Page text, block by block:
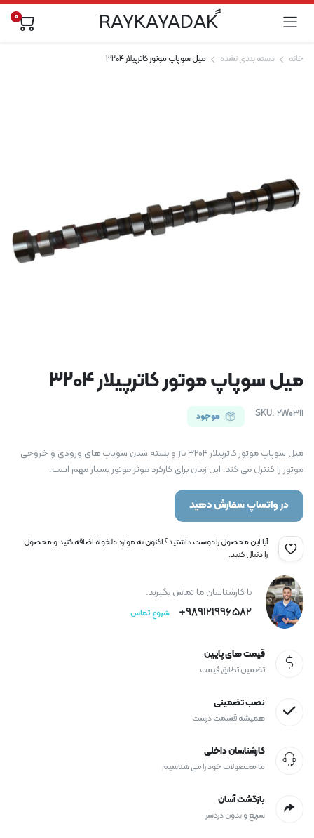
ًRAYKAYADAK 0
خانه دسته بندی نشده میل سوپاپ موتور کاترپیلار 3204
میل سوپاپ موتور کاترپیلار 3204
SKU: 2W0311 موجود
میل سوپاپ موتور کاترپیلار 3204 باز و بسته شدن سوپاپ های ورودی و خروجی
موتور را کنترل می کند. این زمان برای کارکرد موثر موتور بسیار مهم است.
در واتساپ سفارش دهید
آیا این محصول را دوست داشتید؟ اکنون به موارد دلخواه اضافه کنید و محصول
را دنبال کنید.
با کارشناسان ما تماس بگیرید.
989121996582+ شروع تماس
قیمت های پایین
تضمین تطابق قیمت
نصب تضمینی
همیشه قسمت درست
کارشناسان داخلی
ما محصولات خود را می شناسیم
بازگشت آسان
سریع و بدون دردسر